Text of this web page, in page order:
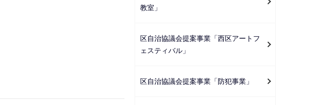
教室」
区自治協議会提案事業「西区アートフ
ェスティバル」
区自治協議会提案事業「防犯事業」